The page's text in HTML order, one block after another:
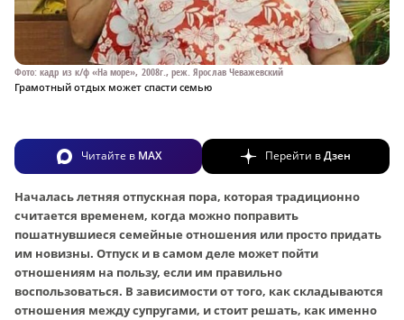
Фото: кадр из к/ф «На море», 2008г., реж. Ярослав Чеважевский
Грамотный отдых может спасти семью
Читайте в MAX Перейти вДзен
Началась летняя отпускная пора, которая традиционно
считается временем, когда можно поправить
пошатнувшиеся семейные отношения или просто придать
им новизны. Отпуск и в самом деле может пойти
отношениям на пользу, если им правильно
воспользоваться. В зависимости от того, как складываются
отношения между супругами, и стоит решать, как именно